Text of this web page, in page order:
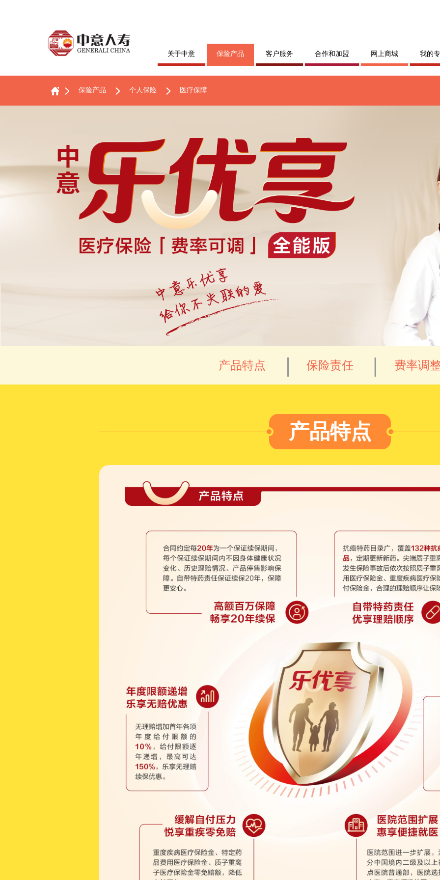
关于中意 保险产品 客户服务 合作和加盟 网上商城 我的
保险产品 个人保险 医疗保障
产品特点 保险责任 费率调
产品特点